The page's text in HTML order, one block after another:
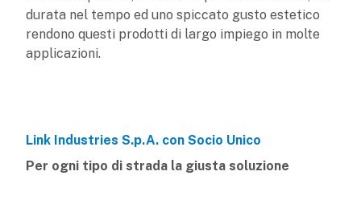
durata nel tempo ed uno spiccato gusto estetico
rendono questi prodotti di largo impiego in molte
applicazioni.
Link Industries S.p.A. con Socio Unico
Per ogni tipo di strada la giusta soluzione